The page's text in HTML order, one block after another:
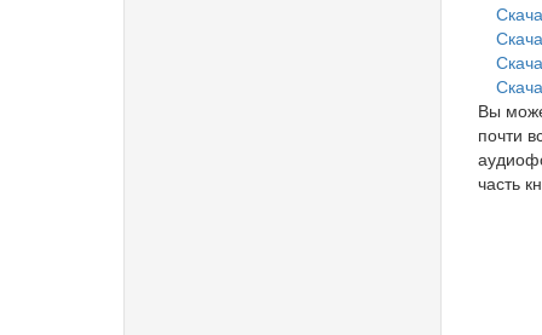
Вы
почти
часть